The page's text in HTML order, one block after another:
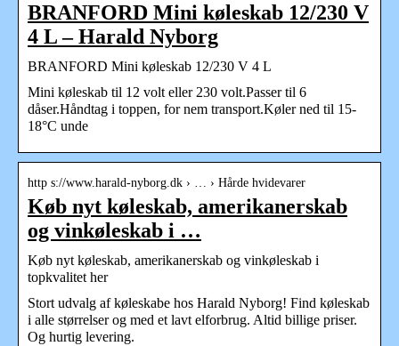
BRANFORD Mini køleskab 12/230 V
4 L – Harald Nyborg
BRANFORD Mini køleskab 12/230 V 4 L
Mini køleskab til 12 volt eller 230 volt.Passer til 6
dåser.Håndtag i toppen, for nem transport.Køler ned til 15-
18°C unde
http s://www.harald-nyborg.dk › … › Hårde hvidevarer
Køb nyt køleskab, amerikanerskab
og vinkøleskab i …
Køb nyt køleskab, amerikanerskab og vinkøleskab i
topkvalitet her
Stort udvalg af køleskabe hos Harald Nyborg! Find køleskab
i alle størrelser og med et lavt elforbrug. Altid billige priser.
Og hurtig levering.